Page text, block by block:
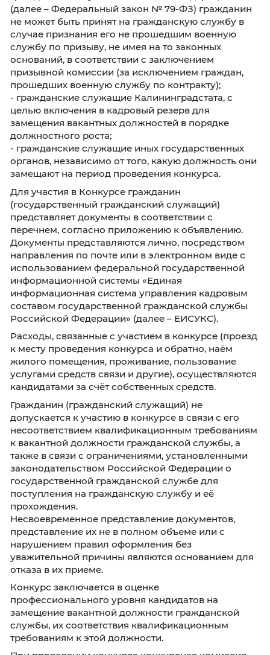
VII. К управленческим умениям (для
группы категории «руководители»):
1) умение эффективно планировать,
организовывать работу и контролировать ее
выполнение;
2) умение оперативно принимать и
управленческие решения.
Условия участия в Конкурсе
Право участия в Конкурсе на включение в
кадровый резерв для замещения вакантных
должностей федеральной государственной
гражданской службы имеют:
- граждане Российской Федерации,
возраста 18 лет, владеющие
языком Российской Федерации и
соответствующие установленным
законодательством Российской Федерации
государственной гражданской службе
квалификационным требованиям к
должностям гражданской службы;
в соответствии с п. 11 ст. 16 Федерального
27 июля 2004 года № 79-ФЗ «О
гражданской службе Российской
(далее – Федеральный закон № 79-ФЗ)
не может быть принят на гражданскую
случае признания его не прошедшим
службу по призыву, не имея на то законных
оснований, в соответствии с заключением
призывной комиссии (за исключением
прошедших военную службу по контракту);
- гражданские служащие Калининградстата,
целью включения в кадровый резерв для
замещения вакантных должностей в
должностного роста;
- гражданские служащие иных
органов, независимо от того, какую
замещают на период проведения конкурса.
Для участия в Конкурсе гражданин
(государственный гражданский служащий)
представляет документы в соответствии с
перечнем, согласно приложению к